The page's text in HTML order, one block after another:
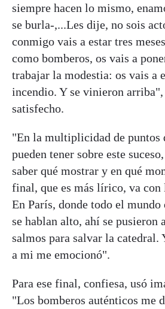
siempre hacen lo mismo,
se burla-,...Les dije, no sois
conmigo vais a estar tres
como bomberos, os vais a
trabajar la modestia: os vais a
incendio. Y se vinieron
satisfecho.
"En la multiplicidad de puntos
pueden tener sobre este
saber qué mostrar y en qué
final, que es más lírico, va
En París, donde todo el
se hablan alto, ahí se pusieron
salmos para salvar la catedral.
a mi me emocionó".
Para ese final, confiesa, usó
"Los bomberos auténticos me